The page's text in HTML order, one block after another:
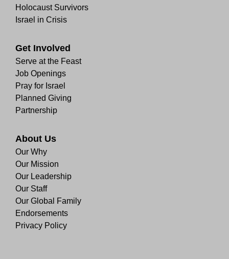
Holocaust Survivors
Israel in Crisis
Get Involved
Serve at the Feast
Job Openings
Pray for Israel
Planned Giving
Partnership
About Us
Our Why
Our Mission
Our Leadership
Our Staff
Our Global Family
Endorsements
Privacy Policy